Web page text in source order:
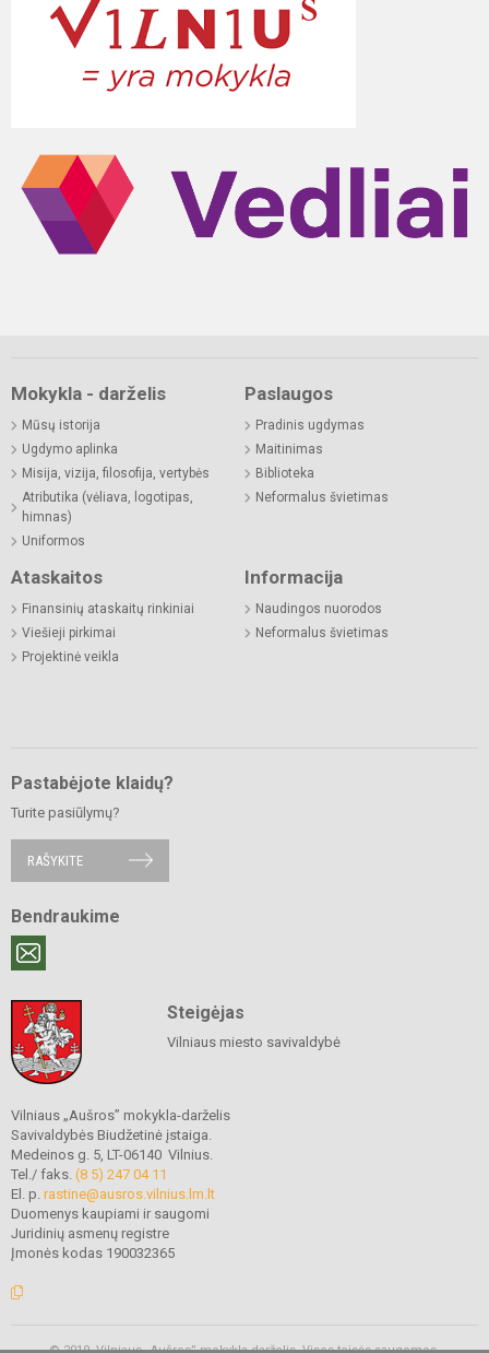
Mokykla - darželis
Mūsų istorija
Ugdymo aplinka
Misija, vizija, filosofija, vertybės
Atributika (vėliava, logotipas,
himnas)
Uniformos
Paslaugos
Pradinis ugdymas
Maitinimas
Biblioteka
Neformalus švietimas
Ataskaitos
Finansinių ataskaitų rinkiniai
Viešieji pirkimai
Projektinė veikla
Informacija
Naudingos nuorodos
Neformalus švietimas
Pastabėjote klaidų?
Turite pasiūlymų?
RAŠYKITE
Bendraukime
Steigėjas
Vilniaus miesto savivaldybė
Vilniaus „Aušros” mokykla-darželis
Savivaldybės Biudžetinė įstaiga.
Medeinos g. 5, LT-06140 Vilnius.
Tel./ faks. (8 5) 247 04 11
El. p. rastine@ausros.vilnius.lm.lt
Duomenys kaupiami ir saugomi
Juridinių asmenų registre
Įmonės kodas 190032365
© 2019. Vilniaus „Aušros” mokykla-darželis. Visos teisės saugomos.